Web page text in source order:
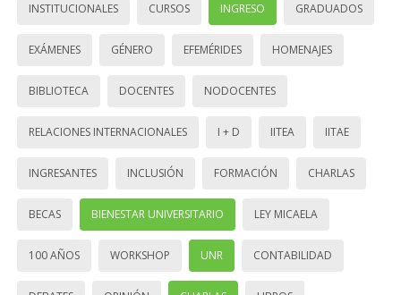
INSTITUCIONALES CURSOS INGRESO GRADUADOS
EXÁMENES GÉNERO EFEMÉRIDES HOMENAJES
BIBLIOTECA DOCENTES NODOCENTES
RELACIONES INTERNACIONALES I + D IITEA IITAE
INGRESANTES INCLUSIÓN FORMACIÓN CHARLAS
BECAS BIENESTAR UNIVERSITARIO LEY MICAELA
100 AÑOS WORKSHOP UNR CONTABILIDAD